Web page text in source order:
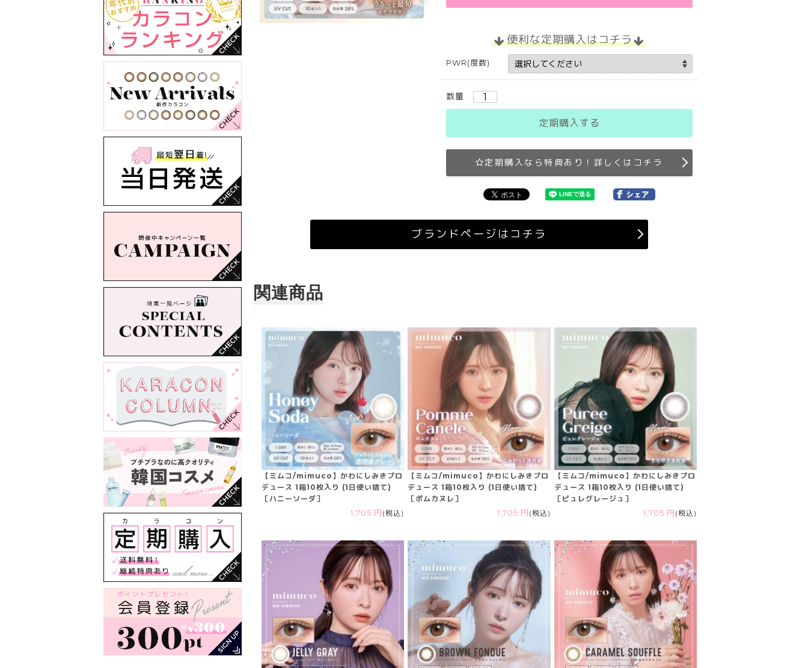
便利な定期購入はコチラ
PWR(度数)
数量
定期購入する
定期購入なら特典あり！詳しくはコチラ
ブランドページはコチラ
関連商品
【ミムコ/mimuco】かわにしみきプロ
デュース 1箱10枚入り (1日使い捨て)
［ハニーソーダ］
1,705 円 (税込)
【ミムコ/mimuco】かわにしみきプロ
デュース 1箱10枚入り (1日使い捨て)
［ポムカヌレ］
1,705 円 (税込)
【ミムコ/mimuco】かわにしみきプロ
デュース 1箱10枚入り (1日使い捨て)
［ピュレグレージュ］
1,705 円 (税込)